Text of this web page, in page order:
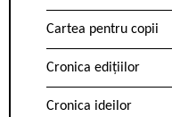
Cartea pentru copii
Cronica edițiilor
Cronica ideilor